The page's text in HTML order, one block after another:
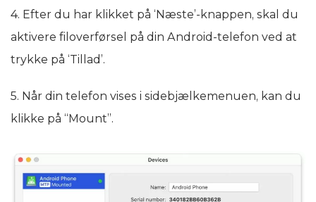
4. Efter du har klikket på ‘Næste’-knappen, skal du
aktivere filoverførsel på din Android-telefon ved at
trykke på ‘Tillad’.
5. Når din telefon vises i sidebjælkemenuen, kan du
klikke på “Mount”.